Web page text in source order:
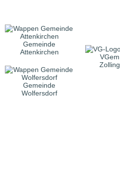
Gemeinde
Attenkirchen
VGem
Zolling
Gemeinde
Wolfersdorf